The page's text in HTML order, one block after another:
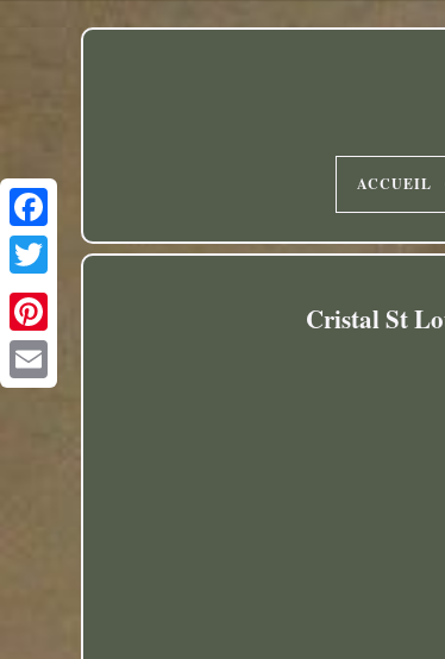
Twitter
ACCUEIL
Cristal St